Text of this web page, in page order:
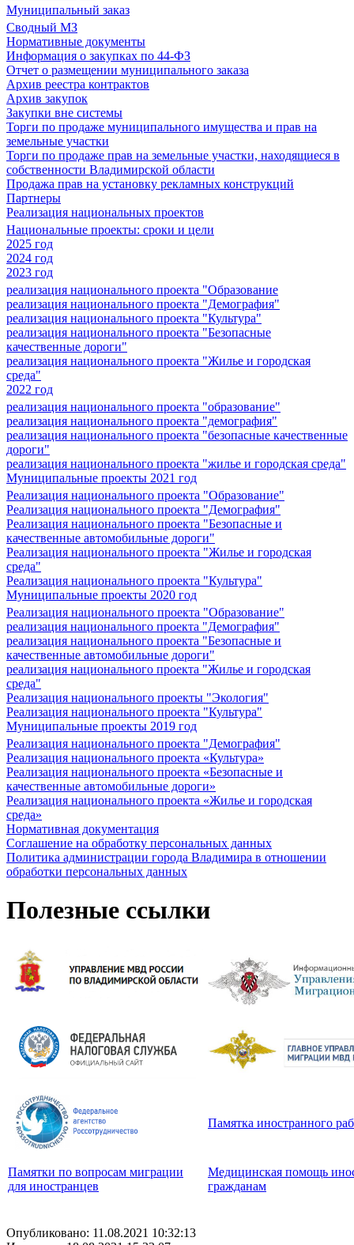
Муниципальный заказ
Сводный МЗ
Нормативные документы
Информация о закупках по 44-ФЗ
Отчет о размещении муниципального заказа
Архив реестра контрактов
Архив закупок
Закупки вне системы
Торги по продаже муниципального имущества и прав на
земельные участки
Торги по продаже прав на земельные участки, находящиеся в
собственности Владимирской области
Продажа прав на установку рекламных конструкций
Партнеры
Реализация национальных проектов
Национальные проекты: сроки и цели
2025 год
2024 год
2023 год
реализация национального проекта "Образование
реализация национального проекта "Демография"
реализация национального проекта "Культура"
реализация национального проекта "Безопасные
качественные дороги"
реализация национального проекта "Жилье и городская
среда"
2022 год
реализация национального проекта "образование"
реализация национального проекта "демография"
реализация национального проекта "безопасные качественные
дороги"
реализация национального проекта "жилье и городская среда"
Муниципальные проекты 2021 год
Реализация национального проекта "Образование"
Реализация национального проекта "Демография"
Реализация национального проекта "Безопасные и
качественные автомобильные дороги"
Реализация национального проекта "Жилье и городская
среда"
Реализация национального проекта "Культура"
Муниципальные проекты 2020 год
Реализация национального проекта "Образование"
реализация национального проекта "Демография"
реализация национального проекта "Безопасные и
качественные автомобильные дороги"
реализация национального проекта "Жилье и городская
среда"
Реализация национального проекты "Экология"
Реализация национального проекта "Культура"
Муниципальные проекты 2019 год
Реализация национального проекта "Демография"
Реализация национального проекта «Культура»
Реализация национального проекта «Безопасные и
качественные автомобильные дороги»
Реализация национального проекта «Жилье и городская
среда»
Нормативная документация
Соглашение на обработку персональных данных
Политика администрации города Владимира в отношении
обработки персональных данных
Полезные ссылки
Памятка иностранного
Памятки по вопросам миграции
для иностранцев
Медицинская помощь
гражданам
Опубликовано: 11.08.2021 10:32:13